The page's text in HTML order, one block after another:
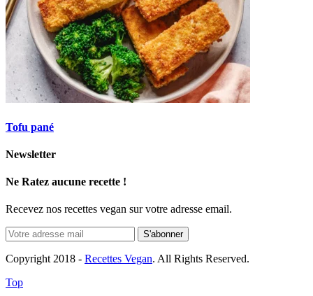
Tofu pané
Newsletter
Ne Ratez aucune recette !
Recevez nos recettes vegan sur votre adresse email.
Copyright 2018 - Recettes Vegan. All Rights Reserved.
Top